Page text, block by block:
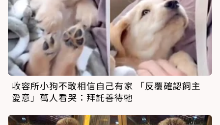
收容所小狗不敢相信自己有家 「反覆確認飼主
愛意」萬人看哭：拜託善待牠